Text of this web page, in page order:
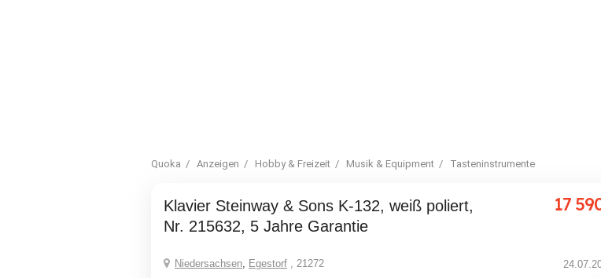
Quoka Anzeigen Hobby & Freizeit Musik & Equipment Tasteninstrumente
Klavier Steinway & Sons K-132, weiß poliert,
Nr. 215632, 5 Jahre Garantie
17
Niedersachsen, Egestorf , 21272